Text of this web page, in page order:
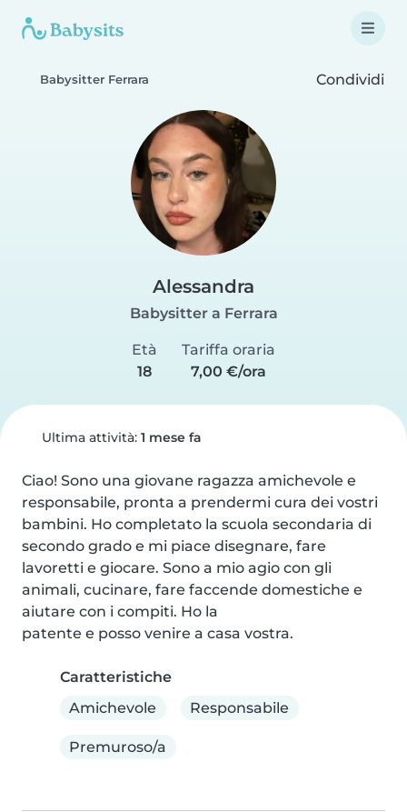
Babysitter Ferrara Condividi
Alessandra
Babysitter a Ferrara
Età
18
Tariffa oraria
7,00 €/ora
Ultima attività: 1 mese fa
Ciao! Sono una giovane ragazza amichevole e
responsabile, pronta a prendermi cura dei vostri
bambini. Ho completato la scuola secondaria di
secondo grado e mi piace disegnare, fare
lavoretti e giocare. Sono a mio agio con gli
animali, cucinare, fare faccende domestiche e
aiutare con i compiti. Ho la
patente e posso venire a casa vostra.
Caratteristiche
Amichevole
Responsabile
Premuroso/a